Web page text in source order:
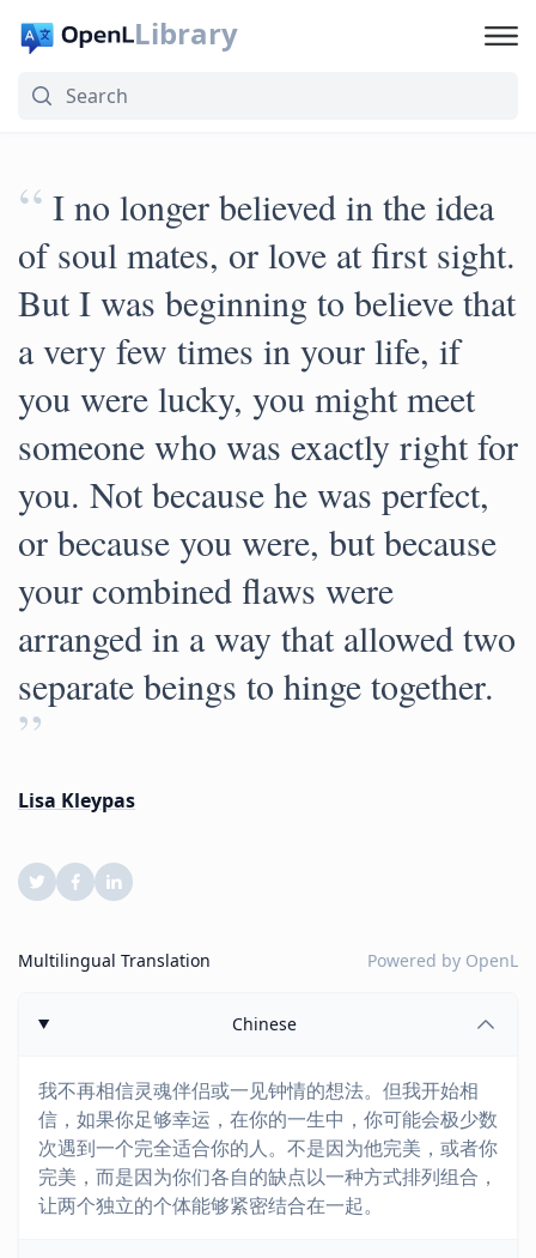
Library
“ I no longer believed in the idea
of soul mates, or love at first sight.
But I was beginning to believe that
a very few times in your life, if
you were lucky, you might meet
someone who was exactly right for
you. Not because he was perfect,
or because you were, but because
your combined flaws were
arranged in a way that allowed two
separate beings to hinge together.
”
Lisa Kleypas
Multilingual Translation Powered by OpenL
Chinese
我不再相信灵魂伴侣或一见钟情的想法。但我开始相
信，如果你足够幸运，在你的一生中，你可能会极少数
次遇到一个完全适合你的人。不是因为他完美，或者你
完美，而是因为你们各自的缺点以一种方式排列组合，
让两个独立的个体能够紧密结合在一起。